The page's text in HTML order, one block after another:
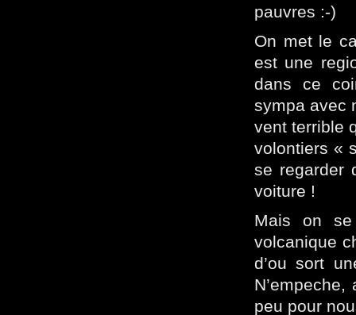
pauvres :-)
On met le
est une
dans ce
sympa avec
vent terrible
volontiers «
se regarder
voiture !
Mais on
volcanique
d’ou sort
peu pour